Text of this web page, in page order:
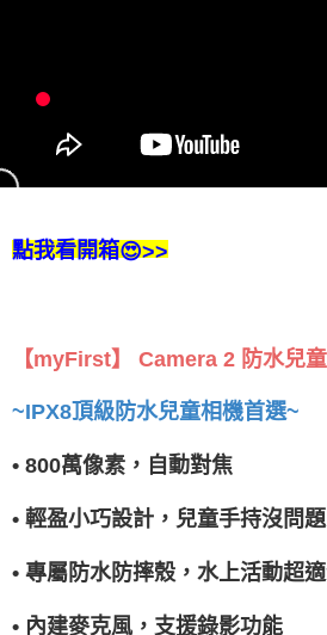
點我看開箱😍>>
【myFirst】 Camera 2 防水兒
~IPX8頂級防水兒童相機首選~
• 800萬像素，自動對焦
• 輕盈小巧設計，兒童手持沒問題
• 專屬防水防摔殼，水上活動超
• 內建麥克風，支援錄影功能